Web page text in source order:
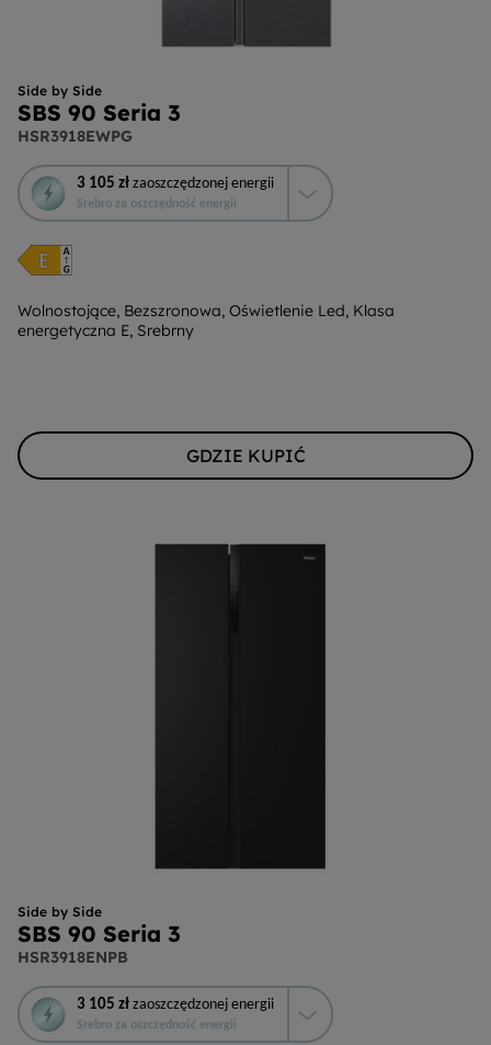
Side by Side
SBS 90 Seria 3
HSR3918EWPG
3 105 zł zaoszczędzonej energii
Srebro za oszczędność energii
To
działanie
otworzy
narzędzie
do
energii
Youreko.
Wolnostojące, Bezszronowa, Oświetlenie Led, Klasa
energetyczna E, Srebrny
GDZIE KUPIĆ
Side by Side
SBS 90 Seria 3
HSR3918ENPB
3 105 zł zaoszczędzonej energii
Srebro za oszczędność energii
To
działanie